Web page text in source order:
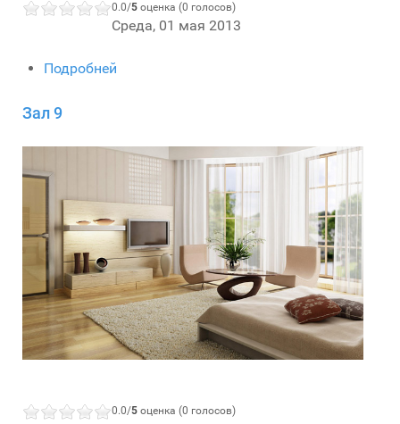
0.0/5 оценка (0 голосов)
Среда, 01 мая 2013
Подробней
Зал 9
0.0/5 оценка (0 голосов)